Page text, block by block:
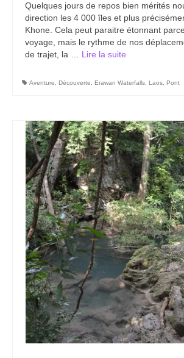
Carte du Cambodge
Cambodge – Infos
Toutes à l’école
Paludisme au Cambodge
France
Carte de la France
Notre région, la Normandie
Ville : Paris
Blog
Catégories
Boucles d’articles
Commentaires récents
Archives des articles
Quelques jours de repos bien mérités
direction les 4 000 îles et plus
Khone. Cela peut paraitre étonnant
voyage, mais le rythme de nos
de trajet, la … Lire la suite­­
Aventure Découverte Erawan Waterfalls Laos Pont